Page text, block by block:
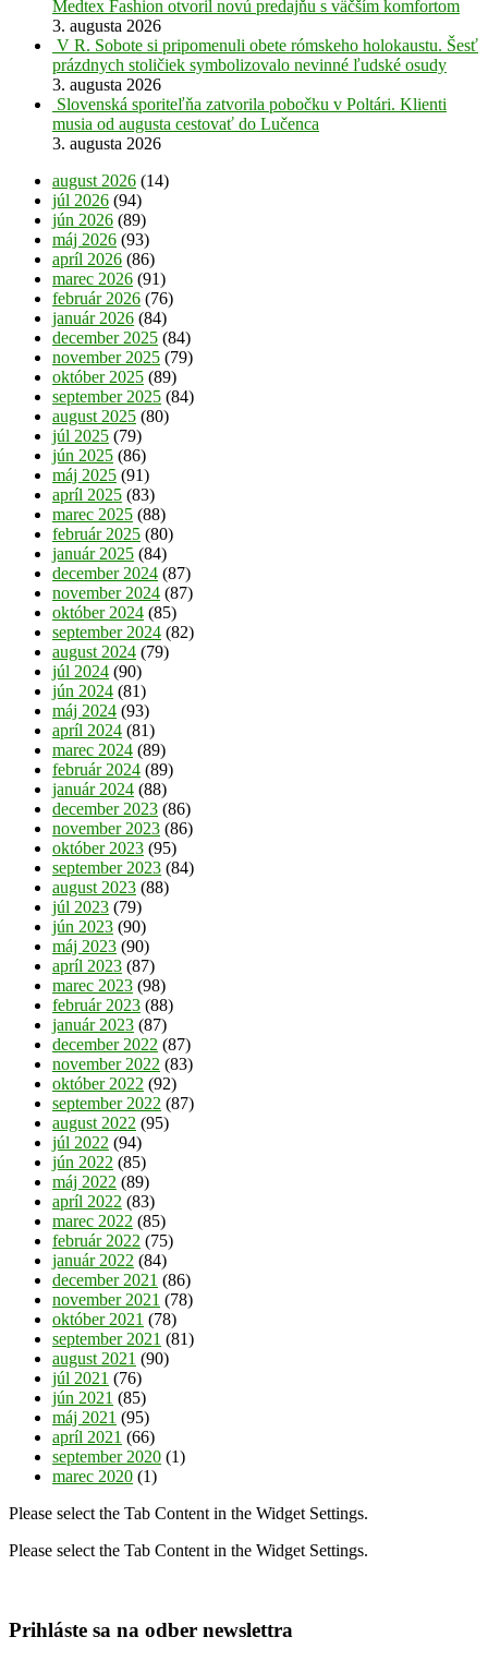
Medtex Fashion otvoril novú predajňu s väčším komfortom
3. augusta 2026
V R. Sobote si pripomenuli obete rómskeho holokaustu. Šesť
prázdnych stoličiek symbolizovalo nevinné ľudské osudy
3. augusta 2026
Slovenská sporiteľňa zatvorila pobočku v Poltári. Klienti
musia od augusta cestovať do Lučenca
3. augusta 2026
august 2026 (14)
júl 2026 (94)
jún 2026 (89)
máj 2026 (93)
apríl 2026 (86)
marec 2026 (91)
február 2026 (76)
január 2026 (84)
december 2025 (84)
november 2025 (79)
október 2025 (89)
september 2025 (84)
august 2025 (80)
júl 2025 (79)
jún 2025 (86)
máj 2025 (91)
apríl 2025 (83)
marec 2025 (88)
február 2025 (80)
január 2025 (84)
december 2024 (87)
november 2024 (87)
október 2024 (85)
september 2024 (82)
august 2024 (79)
júl 2024 (90)
jún 2024 (81)
máj 2024 (93)
apríl 2024 (81)
marec 2024 (89)
február 2024 (89)
január 2024 (88)
december 2023 (86)
november 2023 (86)
október 2023 (95)
september 2023 (84)
august 2023 (88)
júl 2023 (79)
jún 2023 (90)
máj 2023 (90)
apríl 2023 (87)
marec 2023 (98)
február 2023 (88)
január 2023 (87)
december 2022 (87)
november 2022 (83)
október 2022 (92)
september 2022 (87)
august 2022 (95)
júl 2022 (94)
jún 2022 (85)
máj 2022 (89)
apríl 2022 (83)
marec 2022 (85)
február 2022 (75)
január 2022 (84)
december 2021 (86)
november 2021 (78)
október 2021 (78)
september 2021 (81)
august 2021 (90)
júl 2021 (76)
jún 2021 (85)
máj 2021 (95)
apríl 2021 (66)
september 2020 (1)
marec 2020 (1)
Please select the Tab Content in the Widget Settings.
Please select the Tab Content in the Widget Settings.
Prihláste sa na odber newslettra